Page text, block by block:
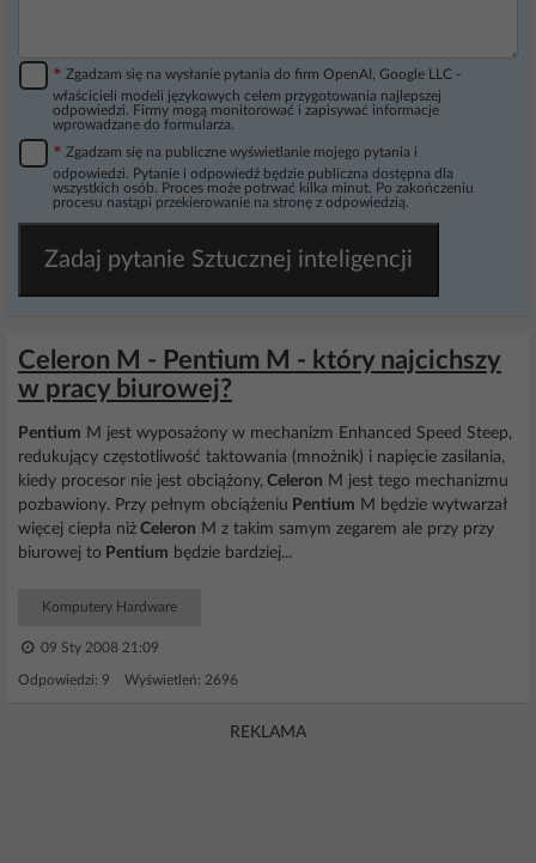
* Zgadzam się na wysłanie pytania do firm OpenAI, Google LLC -
właścicieli modeli językowych celem przygotowania najlepszej
odpowiedzi. Firmy mogą monitorować i zapisywać informacje
wprowadzane do formularza.
* Zgadzam się na publiczne wyświetlanie mojego pytania i
odpowiedzi. Pytanie i odpowiedź będzie publiczna dostępna dla
wszystkich osób. Proces może potrwać kilka minut. Po zakończeniu
procesu nastąpi przekierowanie na stronę z odpowiedzią.
Zadaj pytanie Sztucznej inteligencji
Celeron M - Pentium M - który najcichszy
w pracy biurowej?
Pentium M jest wyposażony w mechanizm Enhanced Speed Steep,
redukujący częstotliwość taktowania (mnożnik) i napięcie zasilania,
kiedy procesor nie jest obciążony, Celeron M jest tego mechanizmu
pozbawiony. Przy pełnym obciążeniu Pentium M będzie wytwarzał
więcej ciepła niż Celeron M z takim samym zegarem ale przy przy
biurowej to Pentium będzie bardziej...
Komputery Hardware
09 Sty 2008 21:09
Odpowiedzi: 9 Wyświetleń: 2696
REKLAMA